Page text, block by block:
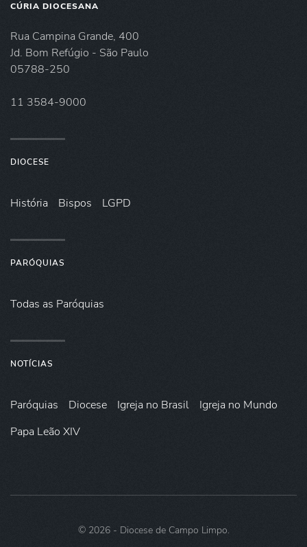
CÚRIA DIOCESANA
Rua Campina Grande, 400
Jd. Bom Refúgio - São Paulo
05788-250
11 3584-9000
DIOCESE
História Bispos LGPD
PARÓQUIAS
Todas as Paróquias
NOTÍCIAS
Paróquias Diocese Igreja no Brasil
Igreja no Mundo
Papa Leão XIV
© 2026- Diocese de Campo Limpo.